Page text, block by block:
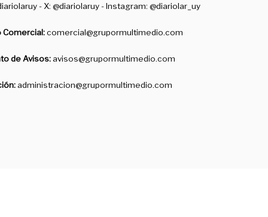
- X: @diariolaruy - Instagram: @diariolar_uy
Comercial:comercial@grupormultimedio.com
de Avisos:avisos@grupormultimedio.com
administracion@grupormultimedio.com